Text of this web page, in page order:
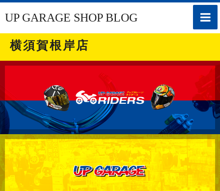
toggle
UP GARAGE SHOP BLOG
横須賀根岸店